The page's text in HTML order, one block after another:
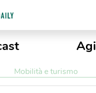
Mobilità e turismo